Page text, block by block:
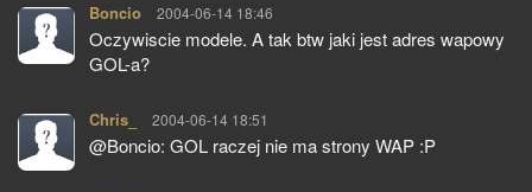
Boncio pisze:
2004-06-14 18:46
Oczywiscie modele. A tak btw jaki jest adres wapowy
GOL-a?
Chris_ pisze:
2004-06-14 18:51
@Boncio: GOL raczej nie ma strony WAP :P